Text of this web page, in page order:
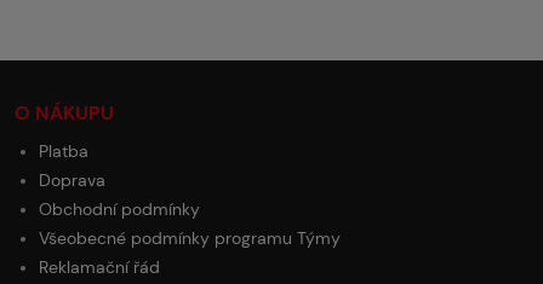
O NÁKUPU
Platba
Doprava
Obchodní podmínky
Všeobecné podmínky programu Týmy
Reklamační řád